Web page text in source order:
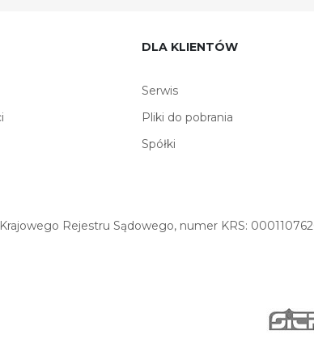
DLA KLIENTÓW
Serwis
Pliki do pobrania
Spółki
Rejestru Sądowego, numer KRS: